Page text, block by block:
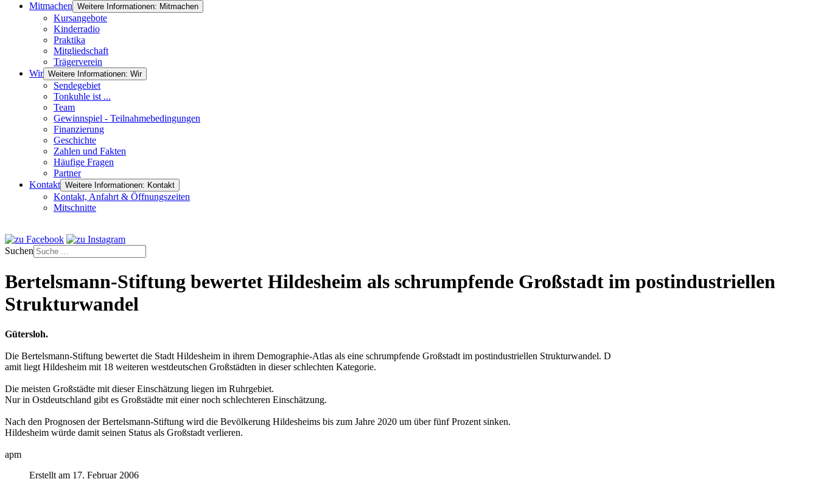
Mitmachen Weitere Informationen: Mitmachen
Kursangebote
Kinderradio
Praktika
Mitgliedschaft
Trägerverein
Wir Weitere Informationen: Wir
Sendegebiet
Tonkuhle ist ...
Team
Gewinnspiel - Teilnahmebedingungen
Finanzierung
Geschichte
Zahlen und Fakten
Häufige Fragen
Partner
Kontakt Weitere Informationen: Kontakt
Kontakt, Anfahrt & Öffnungszeiten
Mitschnitte
Suchen
Bertelsmann-Stiftung bewertet Hildesheim als schrumpfende Großstadt im postindustriellen
Strukturwandel
Gütersloh.
Die Bertelsmann-Stiftung bewertet die Stadt Hildesheim in ihrem Demographie-Atlas als eine schrumpfende Großstadt im postindustriellen Strukturwandel. D
amit liegt Hildesheim mit 18 weiteren westdeutschen Großstädten in dieser schlechten Kategorie.
Die meisten Großstädte mit dieser Einschätzung liegen im Ruhrgebiet.
Nur in Ostdeutschland gibt es Großstädte mit einer noch schlechteren Einschätzung.
Nach den Prognosen der Bertelsmann-Stiftung wird die Bevölkerung Hildesheims bis zum Jahre 2020 um über fünf Prozent sinken.
Hildesheim würde damit seinen Status als Großstadt verlieren.
apm
Erstellt am 17. Februar 2006